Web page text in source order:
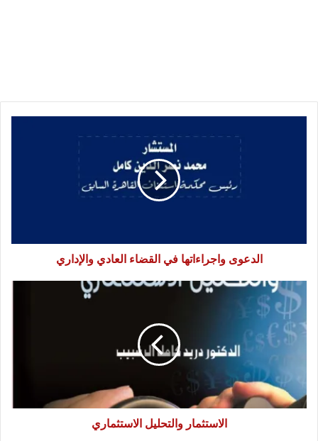
الدعوى واجراءاتها في القضاء العادي والإداري
الاستثمار
والتحليل
الاستثماري
الاستثمار والتحليل الاستثماري